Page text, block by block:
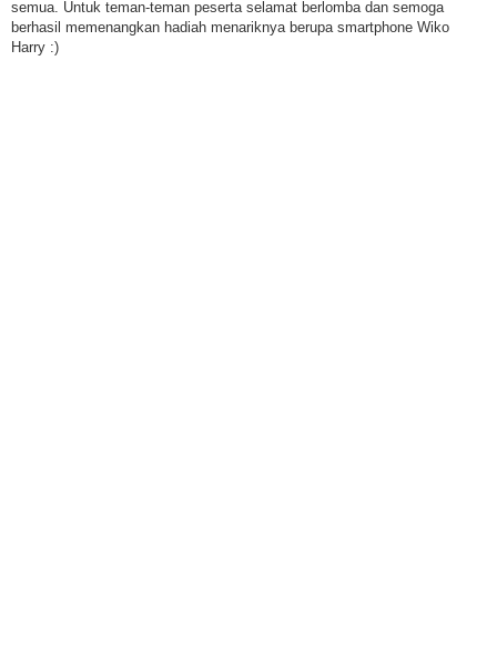
semua. Untuk teman-teman peserta selamat berlomba dan semoga
berhasil memenangkan hadiah menariknya berupa smartphone Wiko
Harry :)